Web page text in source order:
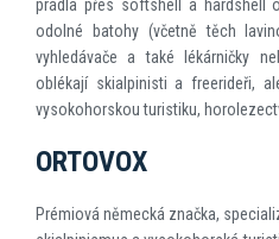
prádla přes softshell a hardshell
odolné batohy (včetně těch
vyhledávače a také lékárničky
oblékají skialpinisti a freerideři,
vysokohorskou turistiku,
ORTOVOX
Prémiová německá značka,